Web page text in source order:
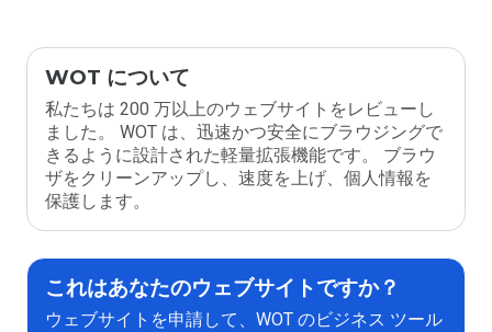
WOT について
私たちは 200 万以上のウェブサイトをレビューし
ました。 WOT は、迅速かつ安全にブラウジングで
きるように設計された軽量拡張機能です。 ブラウ
ザをクリーンアップし、速度を上げ、個人情報を
保護します。
これはあなたのウェブサイトですか？
ウェブサイトを申請して、WOT のビジネス ツール